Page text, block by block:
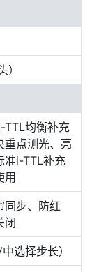
TTL均衡补充
重点测光、亮
准i-TTL补充
用
同步、防红
闭
选择步长）